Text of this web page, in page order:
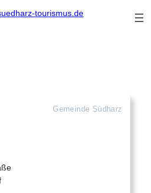
Gemeinde Südharz